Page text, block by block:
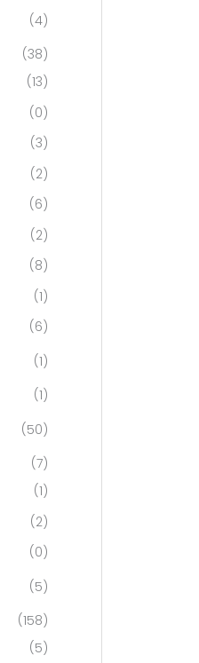
(4)
(38)
(13)
(0)
(3)
(2)
(6)
(2)
(8)
(1)
(6)
(1)
(1)
(50)
(7)
(1)
(2)
(0)
(5)
(158)
(5)